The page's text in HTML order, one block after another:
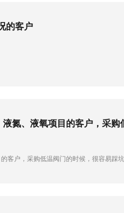
的客户
氮、液氧项目的客户，采
客户，采购低温阀门的时候，很容易踩坑